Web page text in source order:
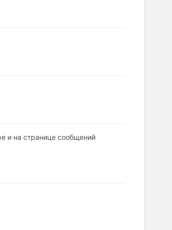
и на странице сообщений